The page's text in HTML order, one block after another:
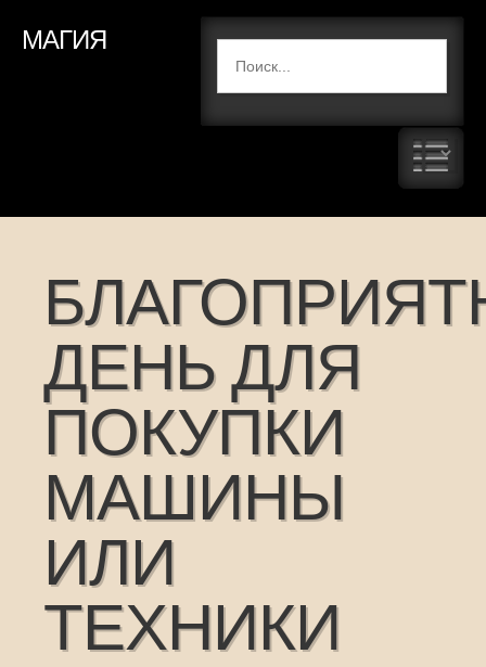
МАГИЯ
ДЕНЬ ДЛЯ
ПОКУПКИ
МАШИНЫ
ИЛИ
ТЕХНИКИ